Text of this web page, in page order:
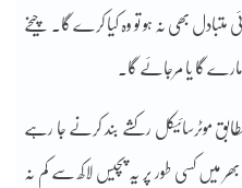
متبادل بھی نہ ہو تو وہ کیا کرے گا۔ چیخے
گا یا مرجائے گا۔
موٹرسائیکل رکشے بند کرنے جا رہے
کسی طور پر یہ پچیس لاکھ سے کم نہ